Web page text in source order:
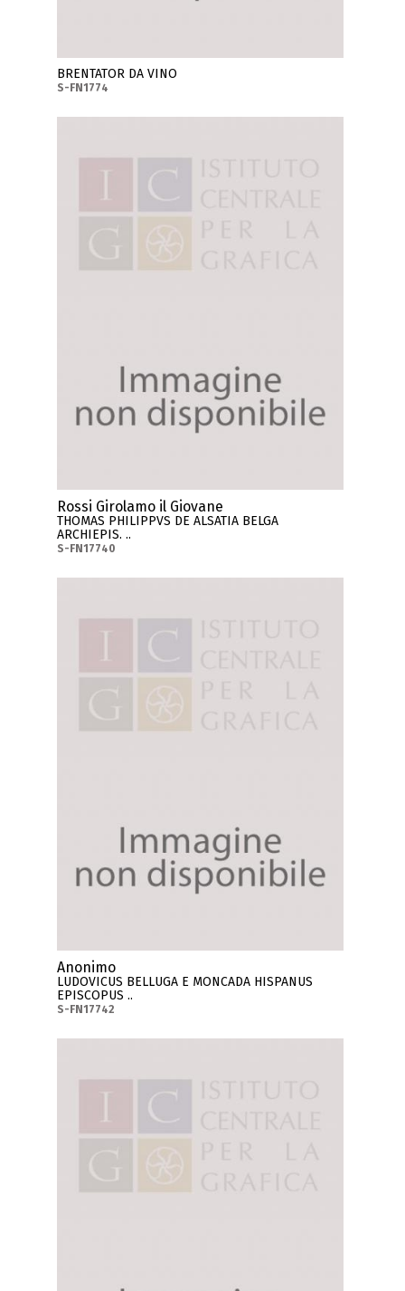
BRENTATOR DA VINO
S-FN1774
Rossi Girolamo il Giovane
THOMAS PHILIPPVS DE ALSATIA BELGA
ARCHIEPIS. ..
S-FN17740
Anonimo
LUDOVICUS BELLUGA E MONCADA HISPANUS
EPISCOPUS ..
S-FN17742